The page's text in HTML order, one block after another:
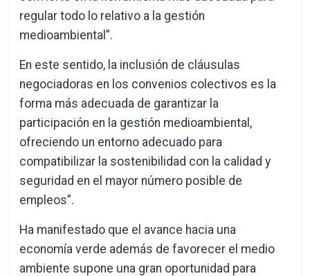
regular todo lo relativo a la gestión
medioambiental”.
En este sentido, la inclusión de cláusulas
negociadoras en los convenios colectivos es la
forma más adecuada de garantizar la
participación en la gestión medioambiental,
ofreciendo un entorno adecuado para
compatibilizar la sostenibilidad con la calidad y
seguridad en el mayor número posible de
empleos”.
Ha manifestado que el avance hacia una
economía verde además de favorecer el medio
ambiente supone una gran oportunidad para